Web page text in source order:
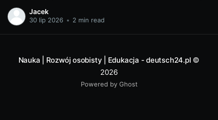
niechęć do porannego wstawania, pendolowania do szkoły i
powrotów w gorszym nastroju, niż w momencie wyjścia.
Jacek
30 lip 2026 • 2 min read
Nauka | Rozwój osobisty | Edukacja - deutsch24.pl ©
2026
Powered by Ghost